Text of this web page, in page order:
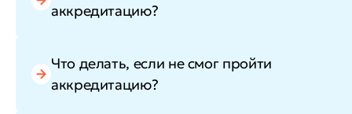
аккредитацию?
Что делать, если не смог пройти
аккредитацию?